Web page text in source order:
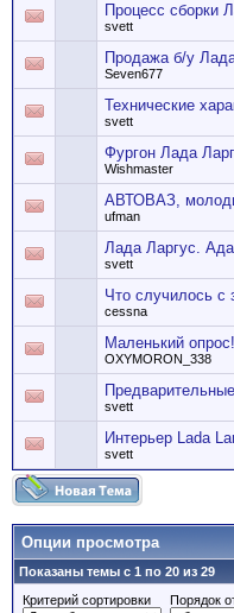
Процесс сборки
svett
Продажа б/у
Seven677
Технические
svett
Фургон Лада
Wishmaster
АВТОВАЗ,
ufman
Лада Ларгус.
svett
Что случилось с
cessna
Маленький опрос!
OXYMORON_338
svett
Интерьер Lada
svett
Опции просмотра
Показаны темы с 1 по 20 из 29
Критерий сортировки
Порядок